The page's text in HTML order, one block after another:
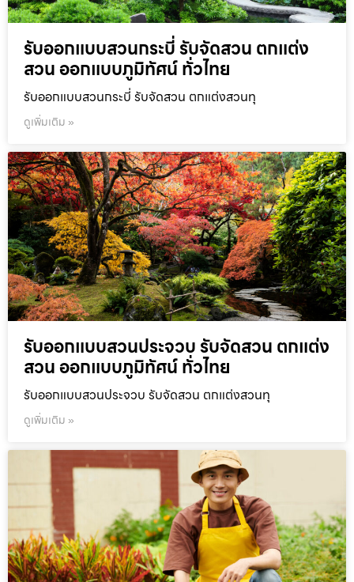
รับออกแบบสวนกระบี่ รับจัดสวน ตกแต่ง
สวน ออกแบบภูมิทัศน์ ทั่วไทย
รับออกแบบสวนกระบี่ รับจัดสวน ตกแต่งสวนทุ
ดูเพิ่มเติม »
รับออกแบบสวนประจวบ รับจัดสวน ตกแต่ง
สวน ออกแบบภูมิทัศน์ ทั่วไทย
รับออกแบบสวนประจวบ รับจัดสวน ตกแต่งสวนทุ
ดูเพิ่มเติม »